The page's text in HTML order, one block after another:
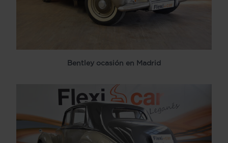
Bentley ocasión en Madrid